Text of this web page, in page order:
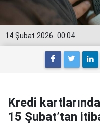
00:04
14 Şubat 2026
Kredi
15 Şubat’tan